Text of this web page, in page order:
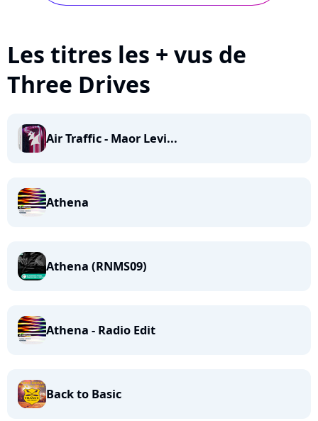
Les titres les + vus de
Three Drives
Air Traffic - Maor Levi...
Athena
Athena (RNMS09)
Athena - Radio Edit
Back to Basic